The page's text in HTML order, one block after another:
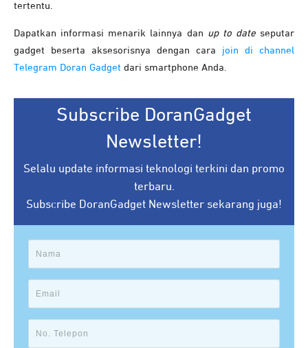
tertentu.
Dapatkan informasi menarik lainnya dan up to dateseputar
gadget beserta aksesorisnya dengan cara join di channel
Telegram Doran Gadget dari smartphone Anda.
Subscribe DoranGadget
Newsletter!
Selalu update informasi teknologi terkini dan promo
terbaru.
Subscribe DoranGadget Newsletter sekarang juga!